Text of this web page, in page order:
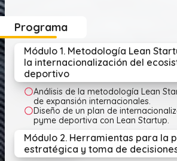
Programa
Módulo 1. Metodología Lean
la internacionalización del
deportivo
Análisis de la metodología Lean
de expansión internacionales.
Diseño de un plan de
pyme deportiva con Lean Startup.
Módulo 2. Herramientas para la
estratégica y toma de